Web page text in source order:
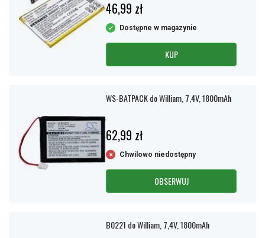
46,99 zł
Dostępne w magazynie
KUP
WS-BATPACK do William, 7,4V, 1800mAh
62,99 zł
Chwilowo niedostępny
OBSERWUJ
B0221 do William, 7,4V, 1800mAh